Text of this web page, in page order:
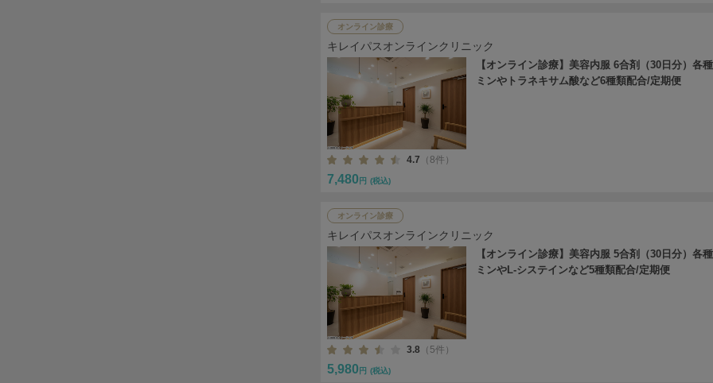
オンライン診療
キレイパスオンラインクリニック
【オンライン診療】美容内服 6合剤（30日分）各
ミンやトラネキサム酸など6種類配合/定期便
4.7 （8件）
7,480 円 (税込)
オンライン診療
キレイパスオンラインクリニック
【オンライン診療】美容内服 5合剤（30日分）各
ミンやL-システインなど5種類配合/定期便
3.8 （5件）
5,980 円 (税込)